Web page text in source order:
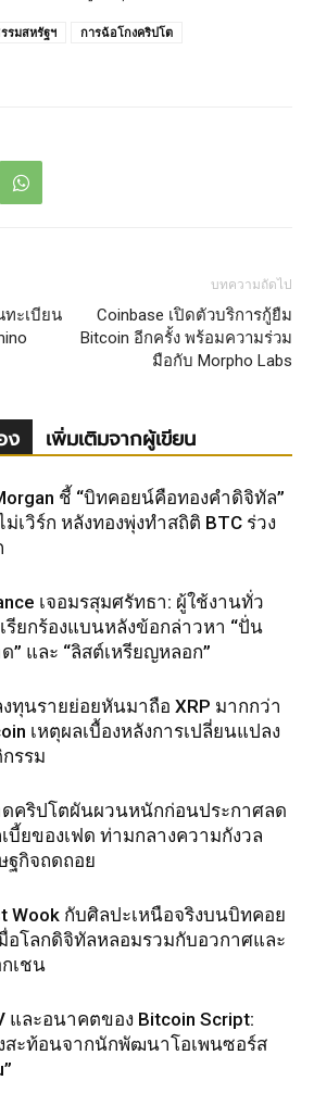
รมสหรัฐฯ
การฉ้อโกงคริปโต
ทะเบียน
บทความถัดไป
Coinbase เปิดตัวบริการกู้ยืม
Bitcoin อีกครั้ง พร้อมความร่วม
มือกับ Morpho Labs
ง เพิ่มเติมจากผู้เขียน
ชี้ “บิทคอยน์คือทองคำดิจิทัล”
ม่เวิร์ก หลังทองพุ่งทำสถิติ BTC ร่วง
เจอมรสุมศรัทธา: ผู้ใช้งานทั่ว
รียกร้องแบนหลังข้อกล่าวหา “ปั่น
” และ “ลิสต์เหรียญหลอก”
ทุนรายย่อยหันมาถือ XRP มากกว่า
เหตุผลเบื้องหลังการเปลี่ยนแปลง
รรม
คริปโตผันผวนหนักก่อนประกาศลด
บี้ยของเฟด ท่ามกลางความกังวล
ฐกิจถดถอย
Wook กับศิลปะเหนือจริงบนบิทคอย
อโลกดิจิทัลหลอมรวมกับอวกาศและ
เชน
และอนาคตของ Bitcoin Script:
สะท้อนจากนักพัฒนาโอเพนซอร์ส